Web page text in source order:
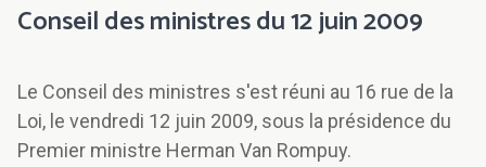
Conseil des ministres du 12 juin 2009
Le Conseil des ministres s'est réuni au 16 rue de la
Loi, le vendredi 12 juin 2009, sous la présidence du
Premier ministre Herman Van Rompuy.